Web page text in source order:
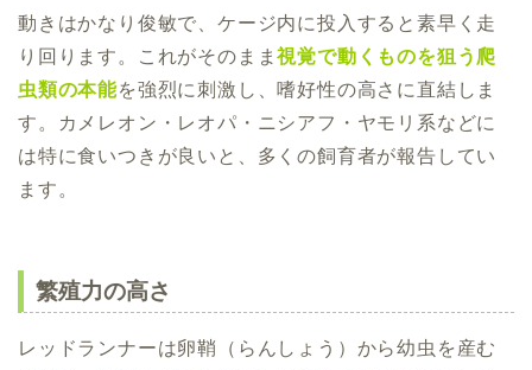
動きはかなり俊敏で、ケージ内に投入すると素早く走
り回ります。これがそのまま視覚で動くものを狙う爬
虫類の本能を強烈に刺激し、嗜好性の高さに直結しま
す。カメレオン・レオパ・ニシアフ・ヤモリ系などに
は特に食いつきが良いと、多くの飼育者が報告してい
ます。
繁殖力の高さ
レッドランナーは卵鞘（らんしょう）から幼虫を産む